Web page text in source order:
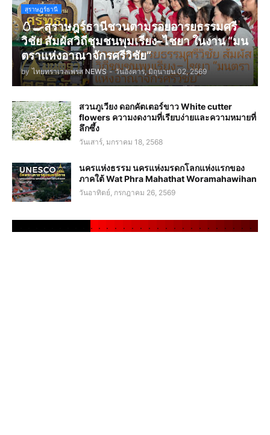
สุราษฎร์ธานี
🥚🍳สุราษฎร์ธานีชวนตามรอยอารยธรรมศรี
วิชัย สัมผัสวิถีชุมชนพุมเรียง–ไชยา ในงาน “มน
ตราแห่งอาณาจักรศรีวิชัย”
by ไทยทราเวลเพรส NEWS - วันอังคาร, มิถุนายน 02, 2569
สวนภูเวียง ดอกคัตเตอร์ขาว White cutter
flowers ความงดงามที่เรียบง่ายและความหมายที่
ลึกซึ้ง
วันเสาร์, มกราคม 18, 2568
นครแห่งธรรม นครแห่งมรดกโลกแห่งแรกของ
ภาคใต้ Wat Phra Mahathat Woramahawihan
วันอาทิตย์, กรกฎาคม 26, 2569
. . . . . . . . . . . . . . . . . . . .